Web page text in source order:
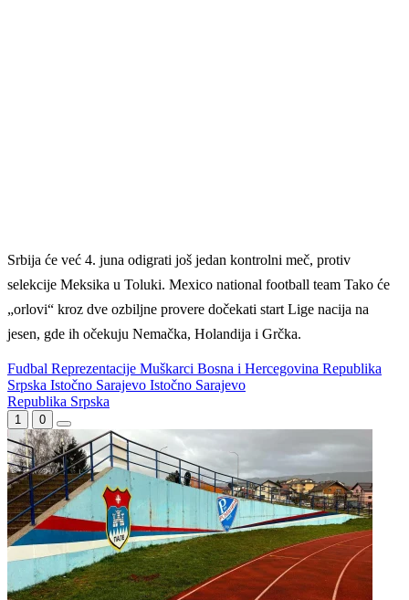
Srbija će već 4. juna odigrati još jedan kontrolni meč, protiv
selekcije Meksika u Toluki. Mexico national football team Tako će
„orlovi“ kroz dve ozbiljne provere dočekati start Lige nacija na
jesen, gde ih očekuju Nemačka, Holandija i Grčka.
Fudbal Reprezentacije Muškarci Bosna i Hercegovina Republika
Srpska Istočno Sarajevo Istočno Sarajevo
WEB PREPORUKE
HŠK Zrinjski otvorio upise:
Počinje nova sezona za
najmlađe Plemiće
Zmajice u Mostaru počele
pripreme za Mediteranske
igre
Zašto su Crnogorci spustili
glave prije utakmice na SP-u
u Zagrebu?
VIDEO: Navijači Torcide i
BBB-a se potukli kod
zagrebačkog aerodroma